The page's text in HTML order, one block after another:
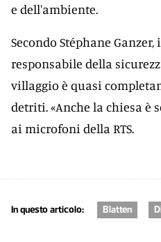
e dell'ambiente.
Secondo Stéphane
responsabile della
villaggio è quasi
detriti. «Anche la chiesa è
ai microfoni della RTS.
In questo articolo: Blatten